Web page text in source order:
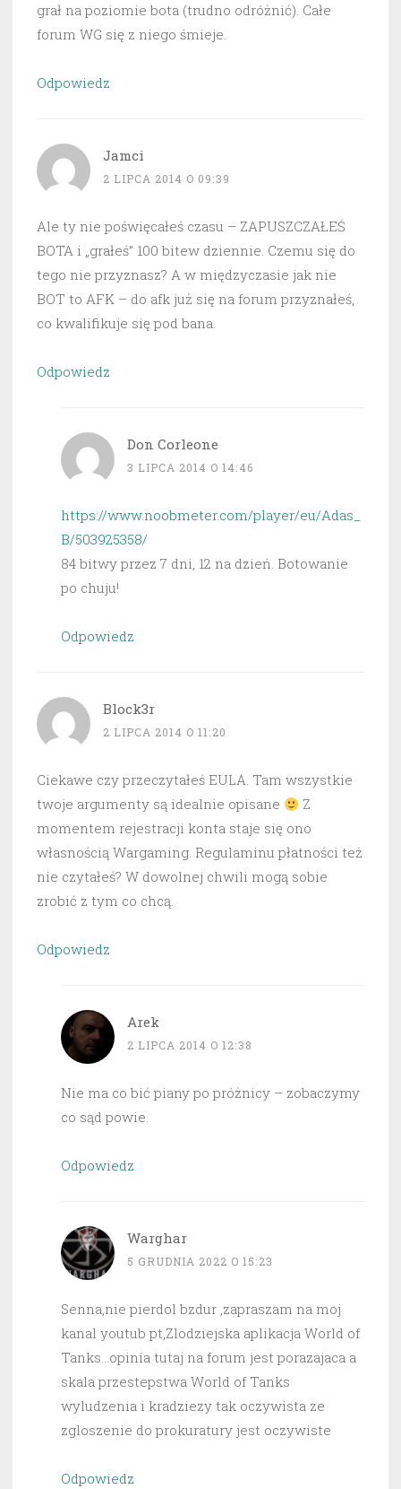
grał na poziomie bota (trudno odróżnić). Całe
forum WG się z niego śmieje.
Odpowiedz
Jamci
2 LIPCA 2014 O 09:39
Ale ty nie poświęcałeś czasu – ZAPUSZCZAŁEŚ
BOTA i „grałeś” 100 bitew dziennie. Czemu się do
tego nie przyznasz? A w międzyczasie jak nie
BOT to AFK – do afk już się na forum przyznałeś,
co kwalifikuje się pod bana.
Odpowiedz
Don Corleone
3 LIPCA 2014 O 14:46
https://www.noobmeter.com/player/eu/Adas_
B/503925358/
84 bitwy przez 7 dni, 12 na dzień. Botowanie
po chuju!
Odpowiedz
Block3r
2 LIPCA 2014 O 11:20
Ciekawe czy przeczytałeś EULA. Tam wszystkie
twoje argumenty są idealnie opisane
Z
momentem rejestracji konta staje się ono
własnością Wargaming. Regulaminu płatności też
nie czytałeś? W dowolnej chwili mogą sobie
zrobić z tym co chcą.
Odpowiedz
Arek
2 LIPCA 2014 O 12:38
Nie ma co bić piany po próżnicy – zobaczymy
co sąd powie.
Odpowiedz
Warghar
5 GRUDNIA 2022 O 15:23
Senna,nie pierdol bzdur ,zapraszam na moj
kanal youtub pt,Zlodziejska aplikacja World of
Tanks…opinia tutaj na forum jest porazajaca a
skala przestepstwa World of Tanks
wyludzenia i kradziezy tak oczywista ze
zgloszenie do prokuratury jest oczywiste
Odpowiedz